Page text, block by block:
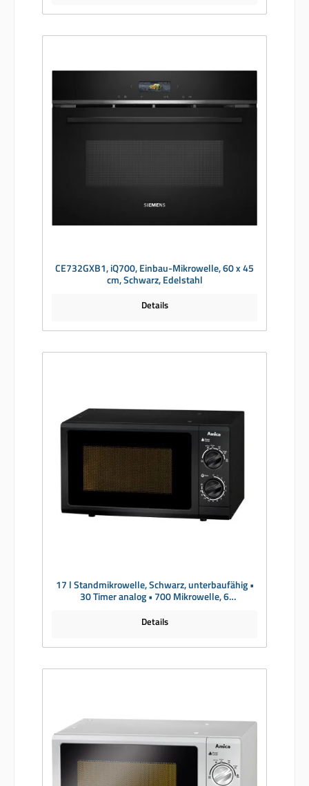
CE732GXB1, iQ700, Einbau-Mikrowelle, 60 x 45
cm, Schwarz, Edelstahl
Details
17 l Standmikrowelle, Schwarz, unterbaufähig •
30 Timer analog • 700 Mikrowelle, 6
Energiestufen • Drehtür, Türanschlag links •
HxBxT 262 x 452 x 335 mm • 1404 Stück
Details